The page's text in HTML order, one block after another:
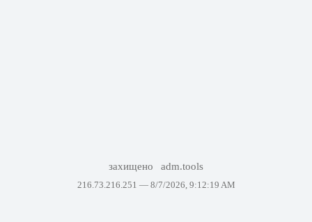
захищено adm.tools
216.73.216.251 — 8/7/2026, 9:12:19 AM